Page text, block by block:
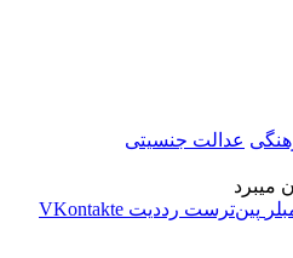
عدالت جنسیتی
‫پین‌ترست ‫رددیت ‫VKontakte